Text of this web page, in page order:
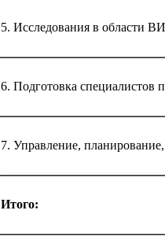
5. Исследования в области
6. Подготовка
7. Управление,
Итого: